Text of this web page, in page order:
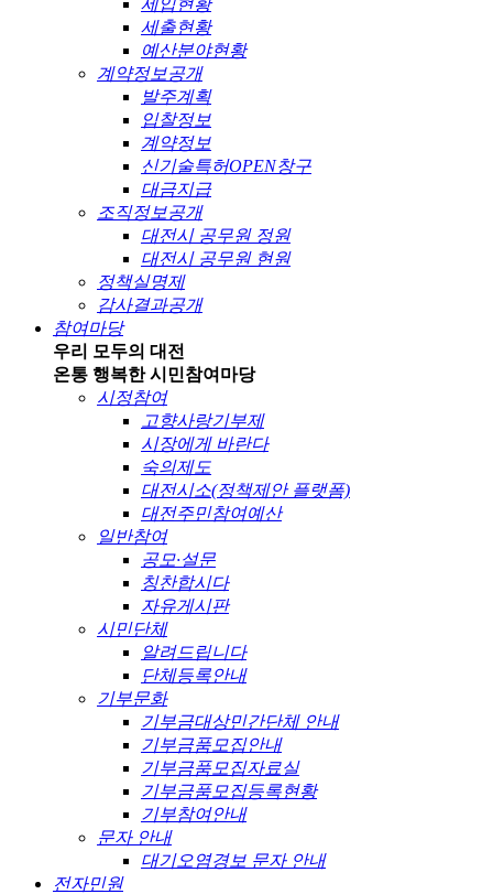
세출현황
예산분야현황
계약정보공개
발주계획
입찰정보
계약정보
신기술특허OPEN창구
대금지급
조직정보공개
대전시 공무원 정원
대전시 공무원 현원
정책실명제
감사결과공개
참여마당
우리 모두의 대전
온통 행복한 시민참여마당
시정참여
고향사랑기부제
시장에게 바란다
숙의제도
대전시소(정책제안 플랫폼)
대전주민참여예산
일반참여
공모·설문
칭찬합시다
자유게시판
시민단체
알려드립니다
단체등록안내
기부문화
기부금대상민간단체 안내
기부금품모집안내
기부금품모집자료실
기부금품모집등록현황
기부참여안내
문자 안내
대기오염경보 문자 안내
전자민원